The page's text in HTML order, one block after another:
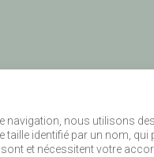
navigation, nous utilisons
taille identifié par un nom,
et nécessitent votre